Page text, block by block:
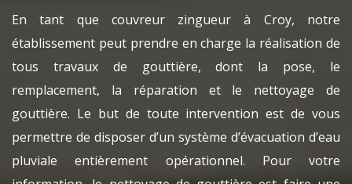
En tant que couvreur zingueur à Croy, notre
établissement peut prendre en charge la réalisation de
tous travaux de gouttière, dont la pose, le
remplacement, la réparation et le nettoyage de
gouttière. Le but de toute intervention est de vous
permettre de disposer d’un système d’évacuation d’eau
pluviale entièrement opérationnel. Pour votre